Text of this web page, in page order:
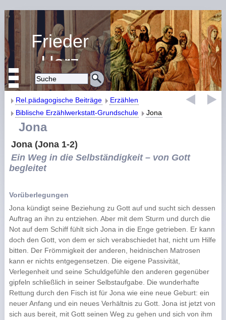
Frieder
Harz
Religiöse Erziehung
und Bildung
Rel.pädagogische Beiträge
Erzählen
Biblische Erzählwerkstatt-Grundschule
Jona
Jona
Jona (Jona 1-2)
Ein Weg in die Selbständigkeit – von Gott
begleitet
Vorüberlegungen
Jona kündigt seine Beziehung zu Gott auf und sucht sich dessen
Auftrag an ihn zu entziehen. Aber mit dem Sturm und durch die
Not auf dem Schiff fühlt sich Jona in die Enge getrieben. Er kann
doch den Gott, von dem er sich verabschiedet hat, nicht um Hilfe
bitten. Der Frömmigkeit der anderen, heidnischen Matrosen
kann er nichts entgegensetzen. Die eigene Passivität,
Verlegenheit und seine Schuldgefühle den anderen gegenüber
gipfeln schließlich in seiner Selbst­aufgabe. Die wunderhafte
Rettung durch den Fisch ist für Jona wie eine neue Geburt: ein
neuer Anfang und ein neues Verhältnis zu Gott. Jona ist jetzt von
sich aus bereit, mit Gott seinen Weg zu gehen und sich von ihm